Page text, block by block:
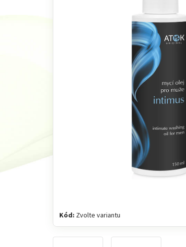
Kód: Zvolte variantu